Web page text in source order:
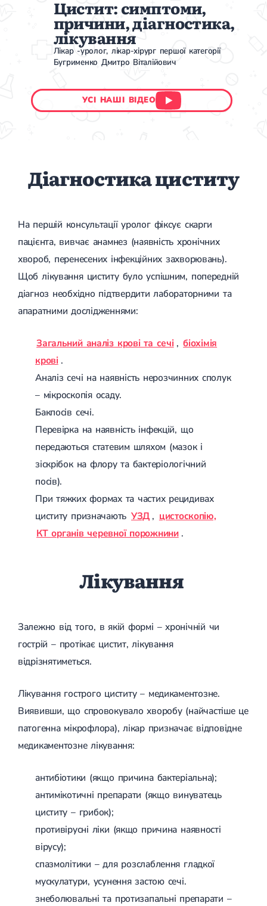
Цистит: симптоми,
причини, діагностика,
лікування
Лікар -уролог, лікар-хірург першої категорії
Бугрименко Дмитро Віталійович
УСІ НАШІ ВІДЕО
Діагностика циститу
На першій консультації уролог фіксує скарги
пацієнта, вивчає анамнез (наявність хронічних
хвороб, перенесених інфекційних захворювань).
Щоб лікування циститу було успішним, попередній
діагноз необхідно підтвердити лабораторними та
апаратними дослідженнями:
Загальний аналіз крові та сечі , біохімія
крові .
Аналіз сечі на наявність нерозчинних сполук
– мікроскопія осаду.
Бакпосів сечі.
Перевірка на наявність інфекцій, що
передаються статевим шляхом (мазок і
зіскрібок на флору та бактеріологічний
посів).
При тяжких формах та частих рецидивах
циститу призначають УЗД , цистоскопію,
КТ органів черевної порожнини .
Лікування
Залежно від того, в якій формі – хронічній чи
гострій – протікає цистит, лікування
відрізнятиметься.
Лікування гострого циститу – медикаментозне.
Виявивши, що спровокувало хворобу (найчастіше це
патогенна мікрофлора), лікар призначає відповідне
медикаментозне лікування:
антибіотики (якщо причина бактеріальна);
антимікотичні препарати (якщо винуватець
циститу – грибок);
противірусні ліки (якщо причина наявності
вірусу);
спазмолітики – для розслаблення гладкої
мускулатури, усунення застою сечі.
знеболювальні та протизапальні препарати –